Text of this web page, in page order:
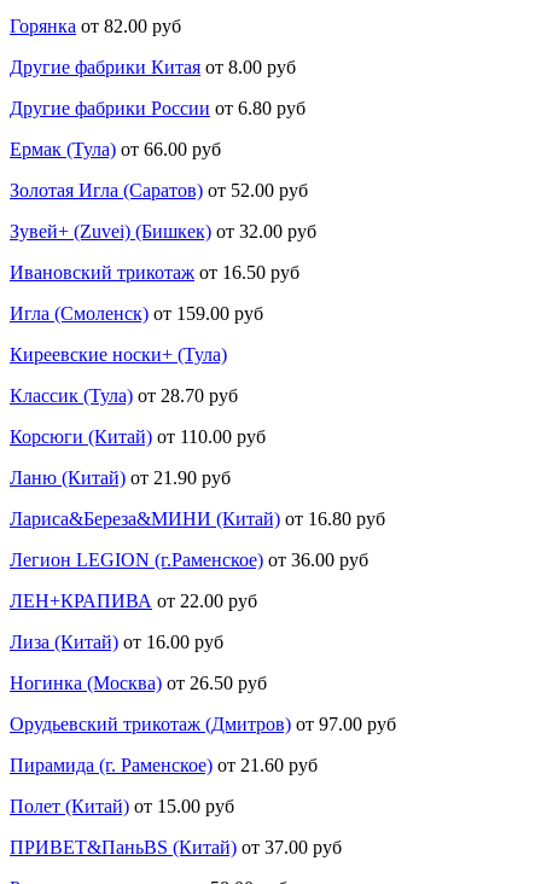
Горянка от 82.00 руб
Другие фабрики Китая от 8.00 руб
Другие фабрики России от 6.80 руб
Ермак (Тула) от 66.00 руб
Золотая Игла (Саратов) от 52.00 руб
Зувей+ (Zuvei) (Бишкек) от 32.00 руб
Ивановский трикотаж от 16.50 руб
Игла (Смоленск) от 159.00 руб
Киреевские носки+ (Тула)
Классик (Тула) от 28.70 руб
Корсюги (Китай) от 110.00 руб
Ланю (Китай) от 21.90 руб
Лариса&Береза&МИНИ (Китай) от 16.80 руб
Легион LEGION (г.Раменское) от 36.00 руб
ЛЕН+КРАПИВА от 22.00 руб
Лиза (Китай) от 16.00 руб
Ногинка (Москва) от 26.50 руб
Орудьевский трикотаж (Дмитров) от 97.00 руб
Пирамида (г. Раменское) от 21.60 руб
Полет (Китай) от 15.00 руб
ПРИВЕТ&ПаньBS (Китай) от 37.00 руб